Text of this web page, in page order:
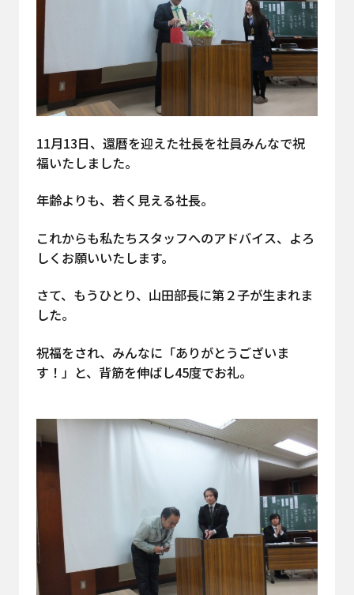
11月13日、還暦を迎えた社長を社員みんなで祝
福いたしました。
年齢よりも、若く見える社長。
これからも私たちスタッフへのアドバイス、よろ
しくお願いいたします。
さて、もうひとり、山田部長に第２子が生まれま
した。
祝福をされ、みんなに「ありがとうございま
す！」と、背筋を伸ばし45度でお礼。